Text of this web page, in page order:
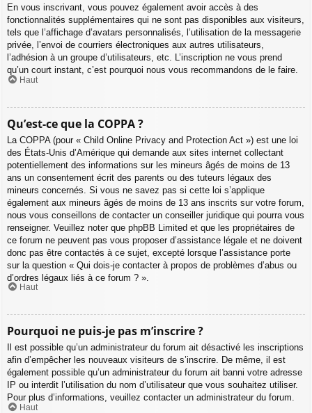
En vous inscrivant, vous pouvez également avoir accès à des
fonctionnalités supplémentaires qui ne sont pas disponibles aux visiteurs,
tels que l’affichage d’avatars personnalisés, l’utilisation de la messagerie
privée, l’envoi de courriers électroniques aux autres utilisateurs,
l’adhésion à un groupe d’utilisateurs, etc. L’inscription ne vous prend
qu’un court instant, c’est pourquoi nous vous recommandons de le faire.
Haut
Qu’est-ce que la COPPA ?
La COPPA (pour « Child Online Privacy and Protection Act ») est une loi
des États-Unis d’Amérique qui demande aux sites internet collectant
potentiellement des informations sur les mineurs âgés de moins de 13
ans un consentement écrit des parents ou des tuteurs légaux des
mineurs concernés. Si vous ne savez pas si cette loi s’applique
également aux mineurs âgés de moins de 13 ans inscrits sur votre forum,
nous vous conseillons de contacter un conseiller juridique qui pourra vous
renseigner. Veuillez noter que phpBB Limited et que les propriétaires de
ce forum ne peuvent pas vous proposer d’assistance légale et ne doivent
donc pas être contactés à ce sujet, excepté lorsque l’assistance porte
sur la question « Qui dois-je contacter à propos de problèmes d’abus ou
d’ordres légaux liés à ce forum ? ».
Haut
Pourquoi ne puis-je pas m’inscrire ?
Il est possible qu’un administrateur du forum ait désactivé les inscriptions
afin d’empêcher les nouveaux visiteurs de s’inscrire. De même, il est
également possible qu’un administrateur du forum ait banni votre adresse
IP ou interdit l’utilisation du nom d’utilisateur que vous souhaitez utiliser.
Pour plus d’informations, veuillez contacter un administrateur du forum.
Haut